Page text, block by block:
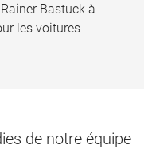
Bastuck à
les voitures
de notre équipe